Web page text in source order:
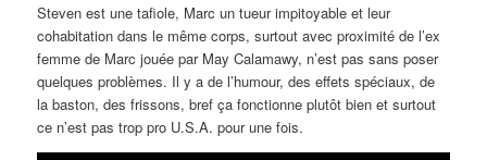
Steven est une tafiole, Marc un tueur impitoyable et leur
cohabitation dans le même corps, surtout avec proximité de l’ex
femme de Marc jouée par May Calamawy, n’est pas sans poser
quelques problèmes. Il y a de l’humour, des effets spéciaux, de
la baston, des frissons, bref ça fonctionne plutôt bien et surtout
ce n’est pas trop pro U.S.A. pour une fois.